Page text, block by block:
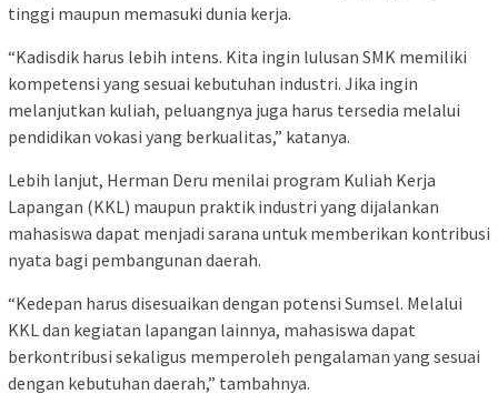
tinggi maupun memasuki dunia kerja.
“Kadisdik harus lebih intens. Kita ingin lulusan SMK memiliki
kompetensi yang sesuai kebutuhan industri. Jika ingin
melanjutkan kuliah, peluangnya juga harus tersedia melalui
pendidikan vokasi yang berkualitas,” katanya.
Lebih lanjut, Herman Deru menilai program Kuliah Kerja
Lapangan (KKL) maupun praktik industri yang dijalankan
mahasiswa dapat menjadi sarana untuk memberikan kontribusi
nyata bagi pembangunan daerah.
“Kedepan harus disesuaikan dengan potensi Sumsel. Melalui
KKL dan kegiatan lapangan lainnya, mahasiswa dapat
berkontribusi sekaligus memperoleh pengalaman yang sesuai
dengan kebutuhan daerah,” tambahnya.